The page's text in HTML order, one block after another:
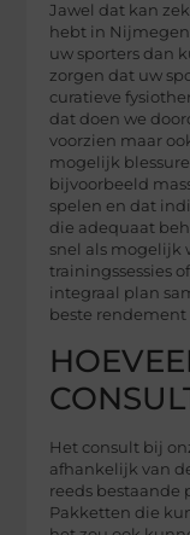
Jawel dat kan
hebt in
uw sporters dan
zorgen dat uw
curatieve
dat doen we
voorzien maar
mogelijk
bijvoorbeeld
spelen en dat
die adequaat
snel als mogelijk
trainingssessies
integraal plan
beste rendement
Het consult bij
afhankelijk van
reeds bestaande
Pakketten die